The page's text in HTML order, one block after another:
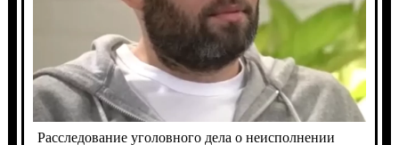
Расследование уголовного дела о неисполнении